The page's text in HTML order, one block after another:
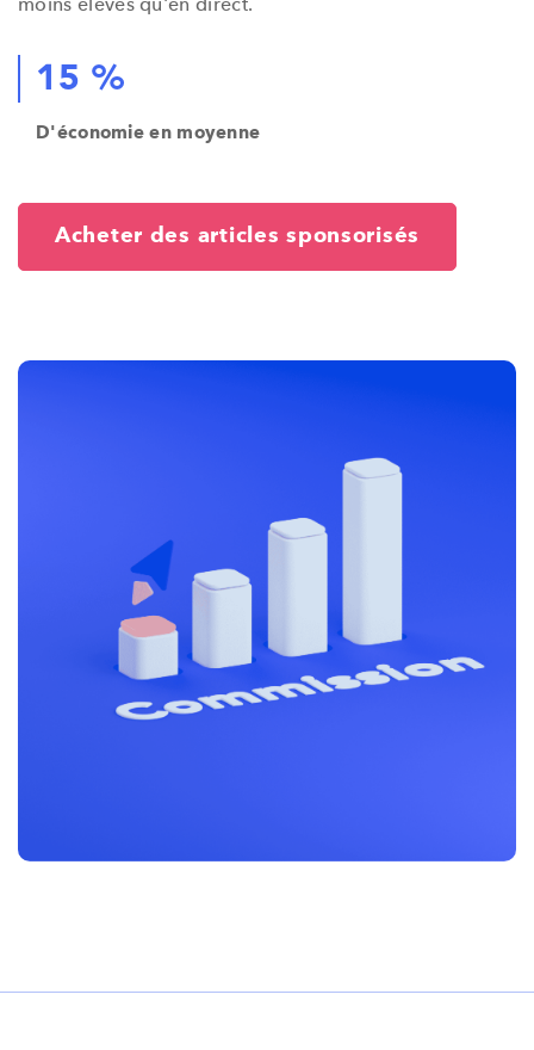
15 %
D'économie en moyenne
Acheter des articles sponsorisés